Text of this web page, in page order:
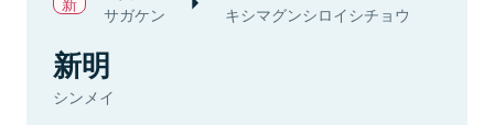
サガケン キシマグンシロイシチョウ
新明
シンメイ